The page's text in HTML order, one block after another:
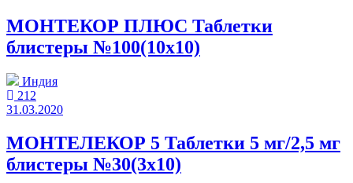
МОНТЕКОР ПЛЮС Таблетки
блистеры №100(10x10)
Индия
212
31.03.2020
МОНТЕЛЕКОР 5 Таблетки 5 мг/2,5 мг
блистеры №30(3x10)